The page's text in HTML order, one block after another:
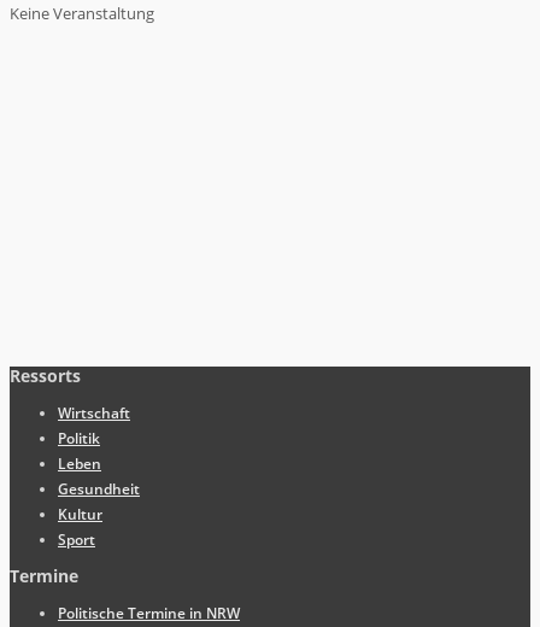
Keine Veranstaltung
Ressorts
Wirtschaft
Politik
Leben
Gesundheit
Kultur
Sport
Termine
Politische Termine in NRW